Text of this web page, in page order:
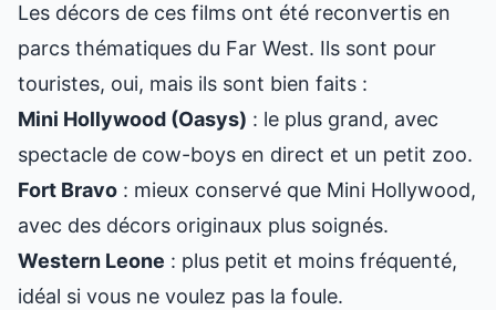
Les décors de ces films ont été reconvertis en
parcs thématiques du Far West. Ils sont pour
touristes, oui, mais ils sont bien faits :
Mini Hollywood (Oasys) : le plus grand, avec
spectacle de cow-boys en direct et un petit zoo.
Fort Bravo : mieux conservé que Mini Hollywood,
avec des décors originaux plus soignés.
Western Leone : plus petit et moins fréquenté,
idéal si vous ne voulez pas la foule.